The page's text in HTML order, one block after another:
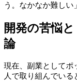
う。なかなか難しい
開発の苦悩
論
現在、副業としてポ
人で取り組んでい